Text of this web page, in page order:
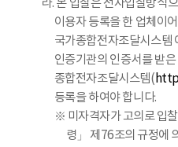
라. 본 입찰은 전자입찰방식
이용자 등록을 한 업체이
국가종합전자조달시스템
인증기관의 인증서를 받
종합전자조달시스템(
등록을 하여야 합니다.
※ 미자격자가 고의로 입
령」 제76조의 규정에